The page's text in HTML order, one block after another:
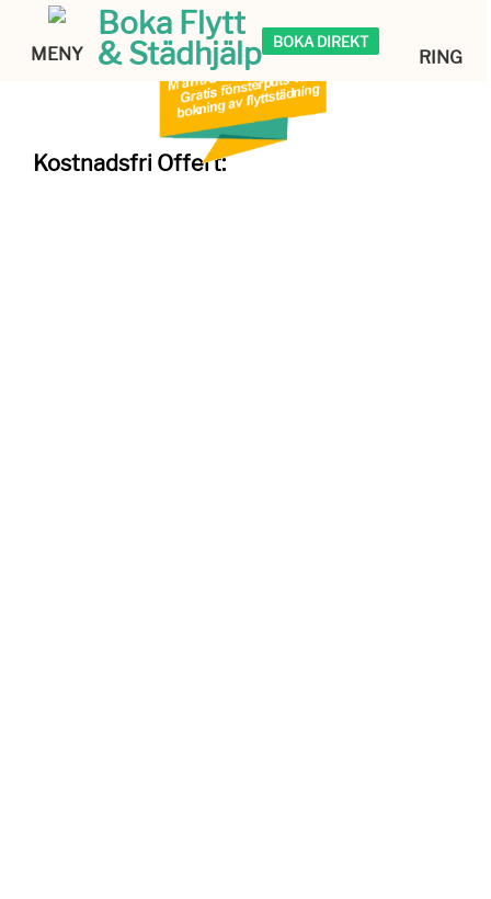
MENY
Boka Flytt
& Städhjälp
BOKA DIREKT
RING
Kostnadsfri Offert: